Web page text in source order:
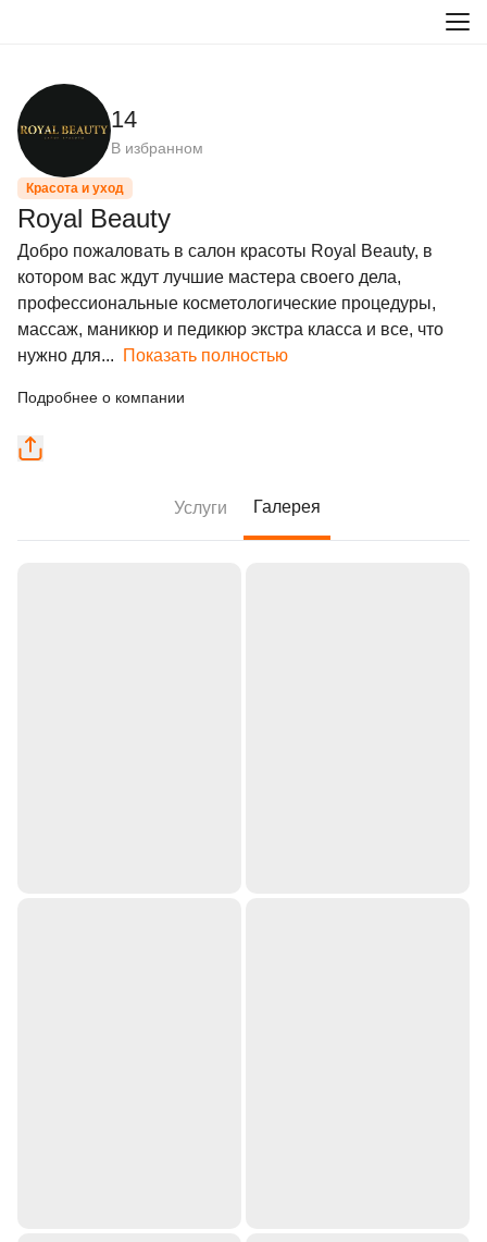
14
В избранном
Красота и уход
Royal Beauty
Добро пожаловать в салон красоты Royal Beauty, в
котором вас ждут лучшие мастера своего дела,
профессиональные косметологические процедуры,
массаж, маникюр и педикюр экстра класса и все, что
нужно для... Показать полностью
Подробнее о компании
Услуги Галерея